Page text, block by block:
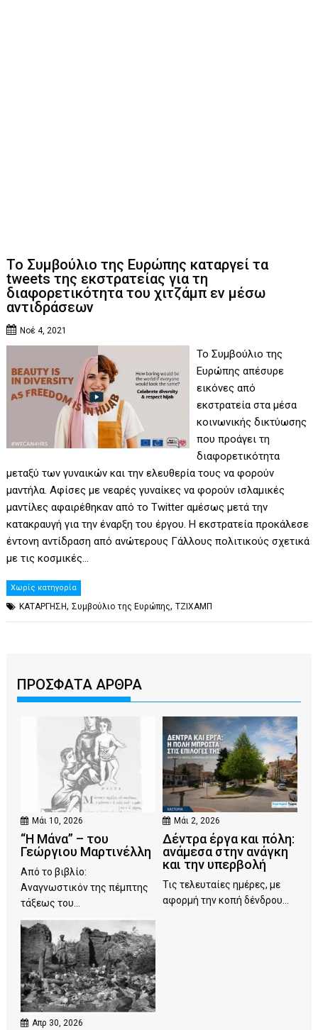
Το Συμβούλιο της Ευρώπης καταργεί τα
tweets της εκστρατείας για τη
διαφορετικότητα του χιτζάμπ εν μέσω
αντιδράσεων
Νοέ 4, 2021
Το Συμβούλιο της
Ευρώπης απέσυρε
εικόνες από
εκστρατεία στα μέσα
κοινωνικής δικτύωσης
που προάγει τη
διαφορετικότητα
μεταξύ των γυναικών και την ελευθερία τους να φορούν
μαντήλα. Αφίσες με νεαρές γυναίκες να φορούν ισλαμικές
μαντίλες αφαιρέθηκαν από το Twitter αμέσως μετά την
κατακραυγή για την έναρξη του έργου. Η εκστρατεία προκάλεσε
έντονη αντίδραση από ανώτερους Γάλλους πολιτικούς σχετικά
με τις κοσμικές…
Χωρίς κατηγορία
ΚΑΤΑΡΓΗΣΗ,Συμβούλιο της Ευρώπης,ΤΖΙΧΑΜΠ
ΠΡΟΣΦΑΤΑ ΑΡΘΡΑ
Μάι 10, 2026
“Η Μάνα” – του
Γεώργιου Μαρτινέλλη
Από το βιβλίο:
Αναγνωστικόν της πέμπτης
τάξεως του...
Μάι 2, 2026
Δέντρα έργα και πόλη:
ανάμεσα στην ανάγκη
και την υπερβολή
Τις τελευταίες ημέρες, με
αφορμή την κοπή δένδρου...
Απρ 30, 2026